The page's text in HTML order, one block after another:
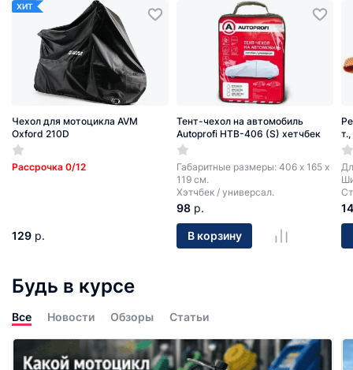
ХИТ
Чехол для мотоцикла AVM
Oxford 210D
Рассрочка 0/12
129 р.
Тент-чехол на автомобиль
Autoprofi HTB-406 (S) хетчбек
Габаритные размеры: 406 х 165 х
119 см.
Хэтчбек / универсал.
98 р.
В корзину
14
Будь в курсе
Все Новости Обзоры Статьи